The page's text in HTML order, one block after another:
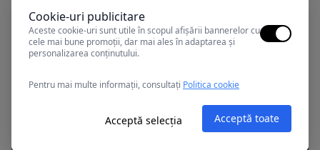
Cookie-uri publicitare
Aceste cookie-uri sunt utile în scopul afișării bannerelor cu
cele mai bune promoții, dar mai ales în adaptarea și
personalizarea conținutului.
Pentru mai multe informații, consultați Politica cookie
Acceptă selecția Acceptă toate